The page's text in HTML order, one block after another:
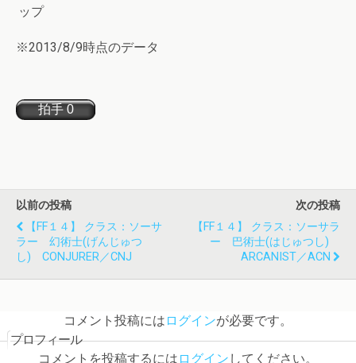
ップ
※2013/8/9時点のデータ
以前の投稿
【FF１４】 クラス：ソーサ
ラー 幻術士(げんじゅつ
し) CONJURER／CNJ
次の投稿
【FF１４】 クラス：ソーサラ
ー 巴術士(はじゅつし)
ARCANIST／ACN
コメント投稿には ログインが必要です。
プロフィール
コメントを投稿するには ログイン してください。